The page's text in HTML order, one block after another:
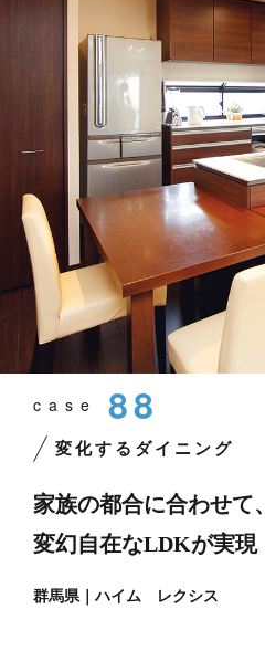
case 88
変化するダイニング
家族の都合に合わせて、
変幻自在なLDKが実現
群馬県｜ハイム レクシス